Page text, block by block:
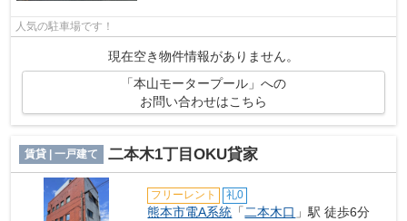
人気の駐車場です！
現在空き物件情報がありません。
「本山モータープール」への
お問い合わせはこちら
賃貸 | 一戸建て 二本木1丁目OKU貸家
フリーレント 礼0
熊本市電A系統 「 二本木口 」駅 徒歩6分